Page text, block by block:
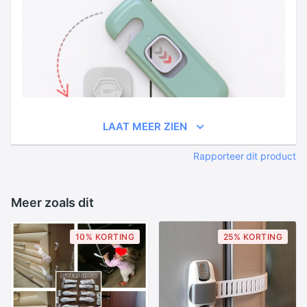
LAAT MEER ZIEN
Rapporteer dit product
Meer zoals dit
10% KORTING 25% KORTING